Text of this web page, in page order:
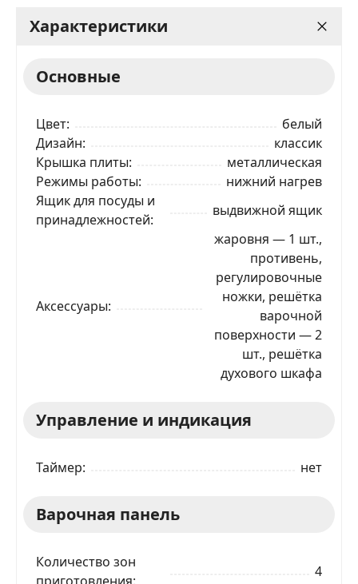
Характеристики
Основные
Цвет
белый
Дизайн
классик
Крышка плиты
металлическая
Режимы работы
нижний нагрев
Ящик для посуды и
принадлежностей
выдвижной ящик
Аксессуары
жаровня — 1 шт.,
противень,
регулировочные
ножки, решётка
варочной
поверхности — 2
шт., решётка
духового шкафа
Управление и индикация
Таймер нет
Варочная панель
Количество зон
4